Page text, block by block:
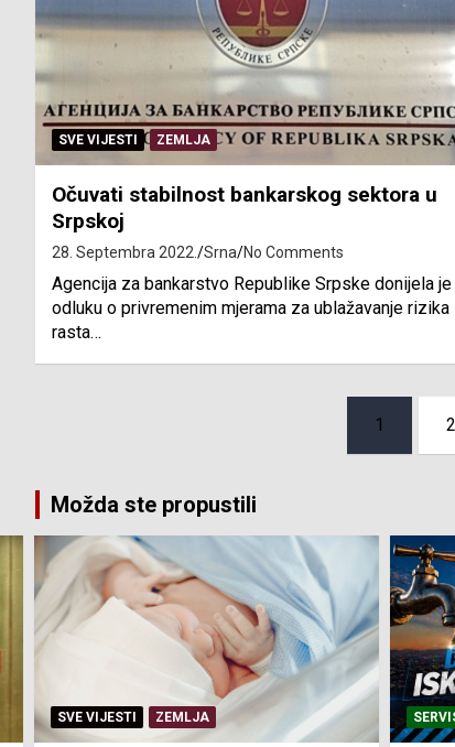
SVE VIJESTI ZEMLJA
Očuvati stabilnost bankarskog sektora u
Srpskoj
28. Septembra 2022. Srna No Comments
Agencija za bankarstvo Republike Srpske donijela je
odluku o privremenim mjerama za ublažavanje rizika
rasta…
1 2
Možda ste propustili
SERVISNE INFORMACIJE